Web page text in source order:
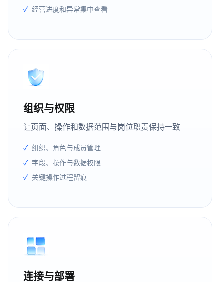
经营进度和异常集中查看
组织与权限
让页面、操作和数据范围与岗位职责保持一致
组织、角色与成员管理
字段、操作与数据权限
关键操作过程留痕
连接与部署